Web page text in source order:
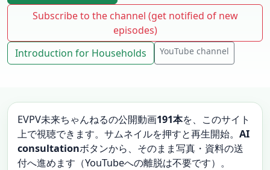
Subscribe to the channel (get notified of new
episodes)
Introduction for Households
YouTube channel
EVPV未来ちゃんねるの公開動画191本を、このサイト
上で視聴できます。サムネイルを押すと再生開始。 AI
consultationボタンから、そのまま写真・資料の送
付へ進めます（YouTubeへの離脱は不要です）。